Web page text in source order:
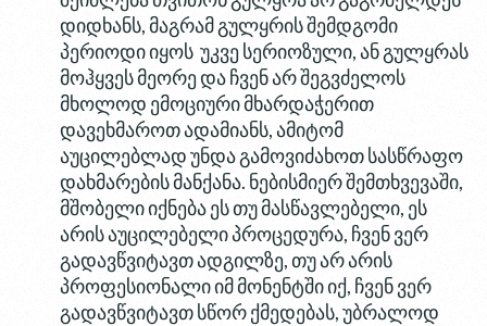
დიდხანს, მაგრამ გულყრის შემდგომი
პერიოდი იყოს უკვე სერიოზული, ან გულყრას
მოჰყვეს მეორე და ჩვენ არ შეგვძელოს
მხოლოდ ემოციური მხარდაჭერით
დავეხმაროთ ადამიანს, ამიტომ
აუცილებლად უნდა გამოვიძახოთ სასწრაფო
დახმარების მანქანა. ნებისმიერ შემთხვევაში,
მშობელი იქნება ეს თუ მასწავლებელი, ეს
არის აუცილებელი პროცედურა, ჩვენ ვერ
გადავწვიტავთ ადგილზე, თუ არ არის
პროფესიონალი იმ მონენტში იქ, ჩვენ ვერ
გადავწვიტავთ სწორ ქმედებას, უბრალოდ